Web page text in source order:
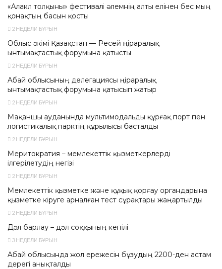
«Алакөл толқыны» фестивалі әлемнің алты елінен бес мың
қонақтың басын қосты
2 НЕДЕЛИ БҰРЫН
Облыс әкімі Қазақстан — Ресей өңіраралық
ынтымақтастық форумына қатысты
2 НЕДЕЛИ БҰРЫН
Абай облысының делегациясы өңіраралық
ынтымақтастық форумына қатысып жатыр
2 НЕДЕЛИ БҰРЫН
Мақаншы ауданында мультимодальды құрғақ порт пен
логистикалық парктің құрылысы басталды
2 НЕДЕЛИ БҰРЫН
Меритократия – мемлекеттік қызметкерлерді
ілгерілетудің негізі
2 НЕДЕЛИ БҰРЫН
Мемлекеттік қызметке және құқық қорғау органдарына
қызметке кіруге арналған тест сұрақтары жаңартылды
2 НЕДЕЛИ БҰРЫН
Дәл барлау – дәл соққының кепілі
3 НЕДЕЛИ БҰРЫН
Абай облысында жол ережесін бұзудың 2200-ден астам
дерегі анықталды